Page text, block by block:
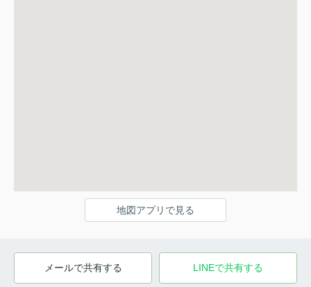
地図アプリで見る
メールで共有する LINEで共有する